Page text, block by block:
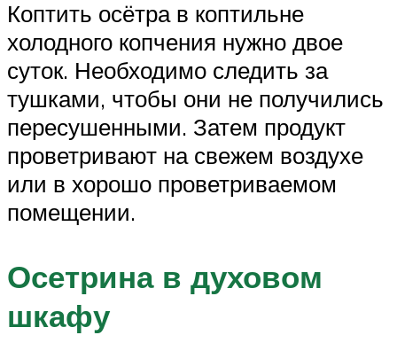
Коптить осётра в коптильне
холодного копчения нужно двое
суток. Необходимо следить за
тушками, чтобы они не получились
пересушенными. Затем продукт
проветривают на свежем воздухе
или в хорошо проветриваемом
помещении.
Осетрина в духовом
шкафу